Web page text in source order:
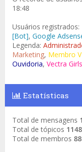
18:48
Usuários registrados:
[Bot], Google
Legenda:
Marketing, Membro
Ouvidoria, Vectra Girls
Estatísticas
Total de mensagens
Total de tópicos
Total de membros